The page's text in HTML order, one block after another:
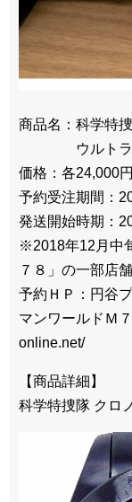
商品名：科学特
ウルトラ警
価格：各24,000
予約受注期間：
発送開始時期：
※2018年12月中
７８」の一部店
予約ＨＰ：円谷
マンワールドＭ
online.net/
【商品詳細】
科学特捜隊 クロ